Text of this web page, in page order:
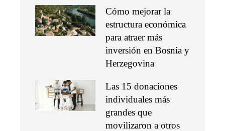
Cómo mejorar la
estructura económica
para atraer más
inversión en Bosnia y
Herzegovina
Las 15 donaciones
individuales más
grandes que
movilizaron a otros